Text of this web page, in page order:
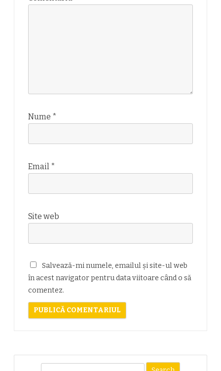
Nume *
Email *
Site web
Salvează-mi numele, emailul și site-ul web
în acest navigator pentru data viitoare când o să
comentez.